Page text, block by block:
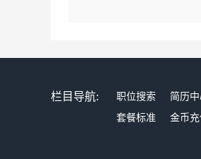
栏目导航: 职位搜索 简历
套餐标准
金币充